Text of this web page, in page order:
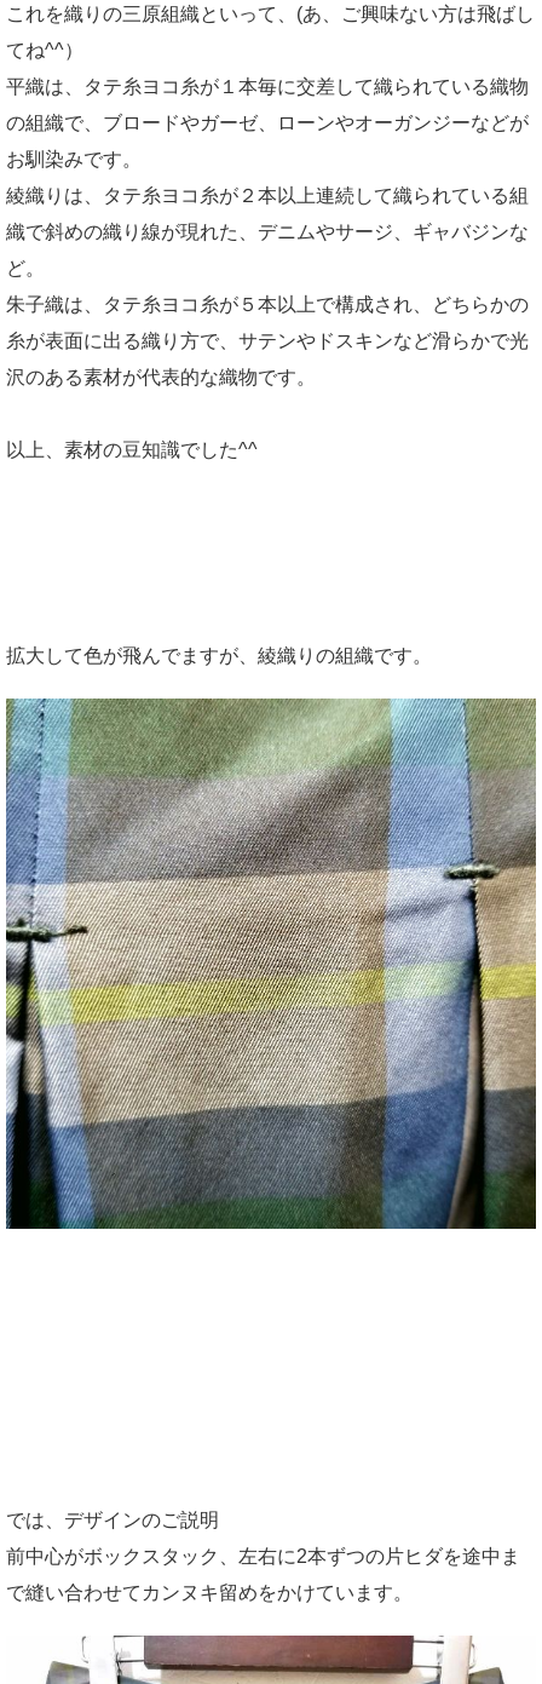
これを織りの三原組織といって、(あ、ご興味ない方は飛ばし
てね^^）
平織は、タテ糸ヨコ糸が１本毎に交差して織られている織物
の組織で、ブロードやガーゼ、ローンやオーガンジーなどが
お馴染みです。
綾織りは、タテ糸ヨコ糸が２本以上連続して織られている組
織で斜めの織り線が現れた、デニムやサージ、ギャバジンな
ど。
朱子織は、タテ糸ヨコ糸が５本以上で構成され、どちらかの
糸が表面に出る織り方で、サテンやドスキンなど滑らかで光
沢のある素材が代表的な織物です。
以上、素材の豆知識でした^^
拡大して色が飛んでますが、綾織りの組織です。
では、デザインのご説明
前中心がボックスタック、左右に2本ずつの片ヒダを途中ま
で縫い合わせてカンヌキ留めをかけています。